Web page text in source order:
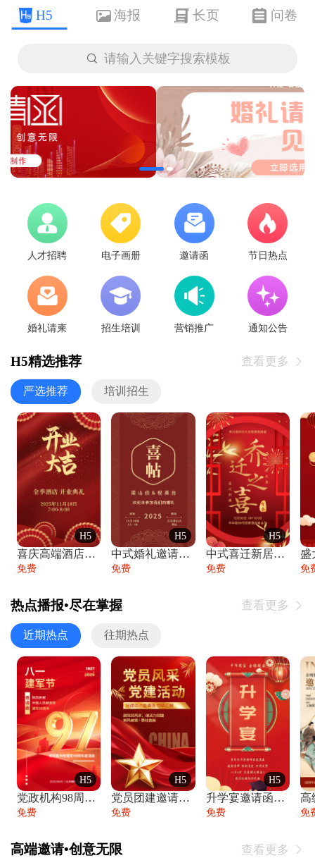
H5 海报 长页 问卷
 请输入关键字搜索模板
人才招聘 电子画册 邀请函 节日热点
婚礼请柬 招生培训 营销推广 通知公告
H5精选推荐 查看更多 
严选推荐 培训招生
H5
喜庆高端酒店开业大吉邀请函
免费
H5
中式婚礼邀请函中国风传统复古婚礼请柬请帖
免费
H5
中式喜迁新居乔迁之喜邀请函宴会请帖
免费 免
热点播报•尽在掌握 查看更多 
近期热点 往期热点
H5
党政机构98周年八一建军节庆祝晚会活动邀
免费
H5
党员团建邀请函党建活动风采党会工作汇报总
免费
H5
升学宴邀请函喜报金榜题名高端谢师宴邀请函
免费 免
高端邀请•创意无限 查看更多 